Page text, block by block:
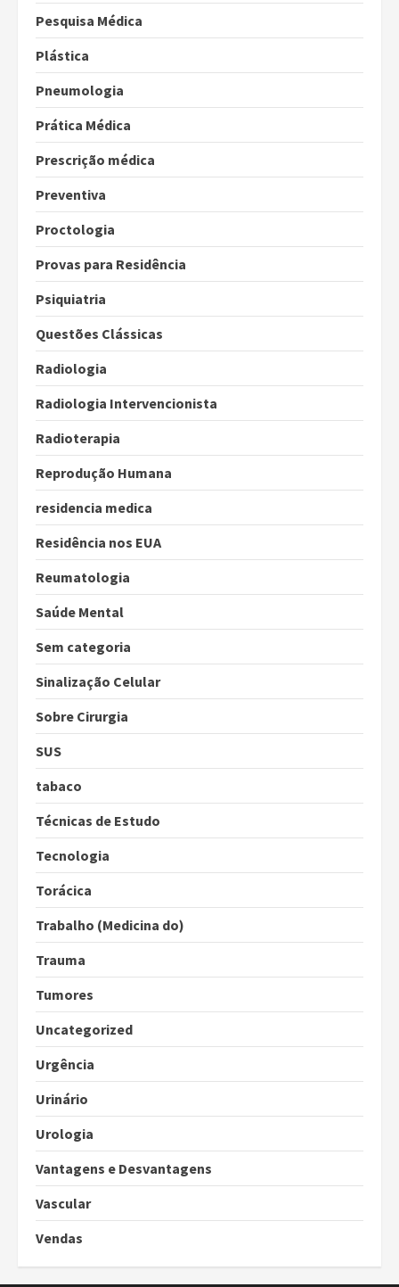
Pesquisa Médica
Plástica
Pneumologia
Prática Médica
Prescrição médica
Preventiva
Proctologia
Provas para Residência
Psiquiatria
Questões Clássicas
Radiologia
Radiologia Intervencionista
Radioterapia
Reprodução Humana
residencia medica
Residência nos EUA
Reumatologia
Saúde Mental
Sem categoria
Sinalização Celular
Sobre Cirurgia
SUS
tabaco
Técnicas de Estudo
Tecnologia
Torácica
Trabalho (Medicina do)
Trauma
Tumores
Uncategorized
Urgência
Urinário
Urologia
Vantagens e Desvantagens
Vascular
Vendas